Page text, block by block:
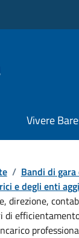
Vivere
/ Bandi di
e degli enti
direzione,
di